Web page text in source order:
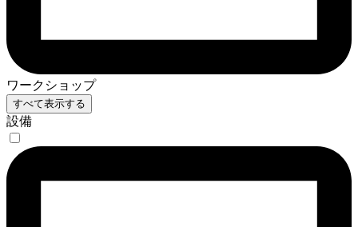
ワークショップ
すべて表示する
設備